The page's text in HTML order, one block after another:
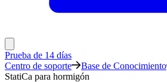
Prueba de 14 días
Centro de soporte
Base de Conocimiento
StatiCa para hormigón